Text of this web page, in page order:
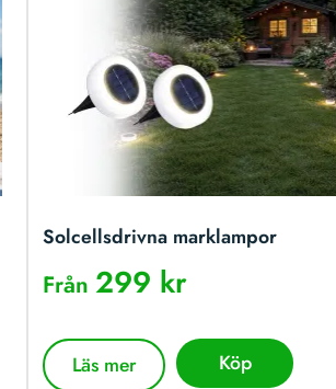
Solcellsdrivna marklampor
Från299 kr
Läs mer Köp